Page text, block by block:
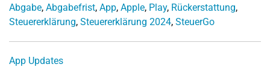
Abgabe, Abgabefrist, App, Apple, Play, Rückerstattung,
Steuererklärung, Steuererklärung 2024, SteuerGo
App Updates